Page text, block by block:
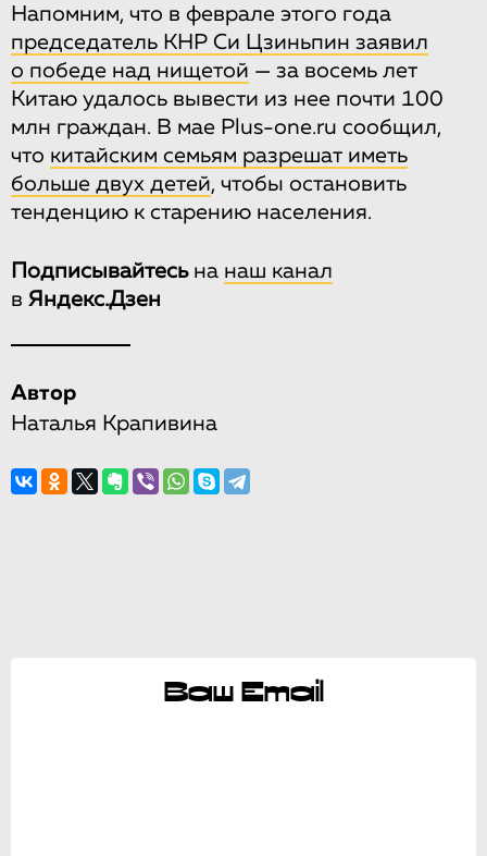
Напомним, что в феврале этого года
председатель КНР Си Цзиньпин заявил
о победе над нищетой — за восемь лет
Китаю удалось вывести из нее почти 100
млн граждан. В мае Plus-one.ru сообщил,
что китайским семьям разрешат иметь
больше двух детей, чтобы остановить
тенденцию к старению населения.
Подписывайтесьна наш канал
в Яндекс.Дзен
Автор
Наталья Крапивина
Ваш Email